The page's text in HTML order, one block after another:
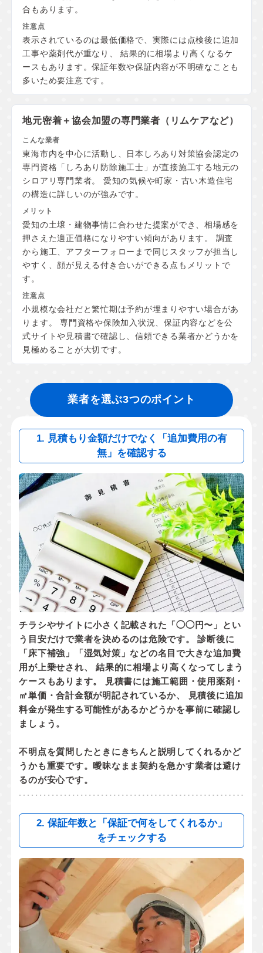
合もあります。
表示されているのは最低価格で、実際には点検後に追加
工事や薬剤代が重なり、 結果的に相場より高くなるケ
ースもあります。保証年数や保証内容が不明確なことも
多いため要注意です。
地元密着＋協会加盟の専門業者（リムケアなど）
東海市内を中心に活動し、日本しろあり対策協会認定の
専門資格「しろあり防除施工士」が直接施工する地元の
シロアリ専門業者。 愛知の気候や町家・古い木造住宅
の構造に詳しいのが強みです。
愛知の土壌・建物事情に合わせた提案ができ、相場感を
押さえた適正価格になりやすい傾向があります。 調査
から施工、アフターフォローまで同じスタッフが担当し
やすく、顔が見える付き合いができる点もメリットで
す。
小規模な会社だと繁忙期は予約が埋まりやすい場合があ
ります。 専門資格や保険加入状況、保証内容などを公
式サイトや見積書で確認し、信頼できる業者かどうかを
見極めることが大切です。
業者を選ぶ3つのポイント
1. 見積もり金額だけでなく「追加費用の有
無」を確認する
チラシやサイトに小さく記載された「◯◯円〜」とい
う目安だけで業者を決めるのは危険です。 診断後に
「床下補強」「湿気対策」などの名目で大きな追加費
用が上乗せされ、 結果的に相場より高くなってしまう
ケースもあります。 見積書には施工範囲・使用薬剤・
㎡単価・合計金額が明記されているか、
見積後に追加
料金が発生する可能性があるかどうかを事前に確認し
ましょう。
不明点を質問したときにきちんと説明してくれるかど
うかも重要です。曖昧なまま契約を急かす業者は避け
るのが安心です。
2. 保証年数と「保証で何をしてくれるか」
をチェックする